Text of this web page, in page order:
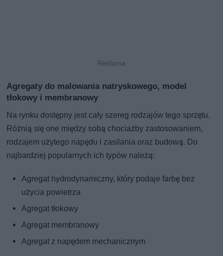
Agregaty do malowania natryskowego, model
tłokowy i membranowy
Na rynku dostępny jest cały szereg rodzajów tego sprzętu.
Różnią się one między sobą chociażby zastosowaniem,
rodzajem użytego napędu i zasilania oraz budową. Do
najbardziej popularnych ich typów należą:
Agregat hydrodynamiczny, który podaje farbę bez
użycia powietrza
Agregat tłokowy
Agregat membranowy
Agregat z napędem mechanicznym